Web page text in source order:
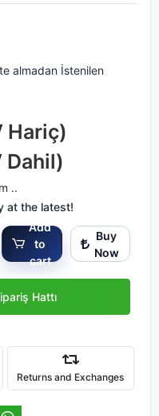
almadan İstenilen
Hariç)
Dahil)
..
at the latest!
Add
to
cart
Buy
Now
Hattı
Returns and Exchanges